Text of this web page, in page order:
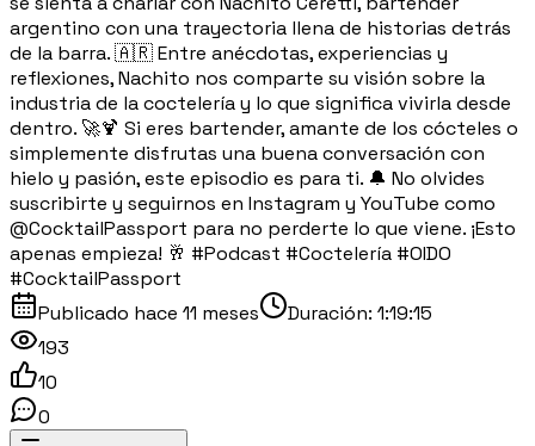
argentino con una trayectoria llena de historias detrás
de la barra. 🇦🇷 Entre anécdotas, experiencias y
reflexiones, Nachito nos comparte su visión sobre la
industria de la coctelería y lo que significa vivirla desde
dentro. 🚀🍹 Si eres bartender, amante de los cócteles o
simplemente disfrutas una buena conversación con
hielo y pasión, este episodio es para ti. 🔔 No olvides
suscribirte y seguirnos en Instagram y YouTube como
@CocktailPassport para no perderte lo que viene. ¡Esto
apenas empieza! 🥂 #Podcast #Coctelería #OIDO
#CocktailPassport
Publicado hace 11 meses Duración: 1:19:15
193
10
0